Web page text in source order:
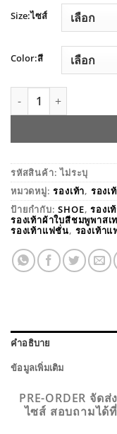
Size:ไซส์
Color:สี
รหัสสินค้า:ไม่ระบุ
หมวดหมู่:รองเท้า, รองเ
ป้ายกำกับ:SHOE,รองเ
รองเท้าผ้าใบสีชมพูพาสเ
รองเท้าแฟชั่น, รองเท้า
คำอธิบาย
ข้อมูลเพิ่มเติม
PRE-ORDER จั
ไซส์ สอบถามได้ที่